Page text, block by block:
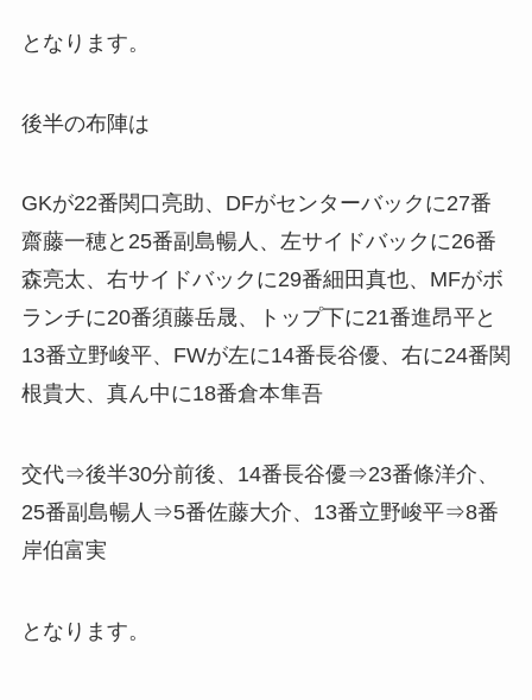
となります。
後半の布陣は
GKが22番関口亮助、DFがセンターバックに27番
齋藤一穂と25番副島暢人、左サイドバックに26番
森亮太、右サイドバックに29番細田真也、MFがボ
ランチに20番須藤岳晟、トップ下に21番進昂平と
13番立野峻平、FWが左に14番長谷優、右に24番関
根貴大、真ん中に18番倉本隼吾
交代⇒後半30分前後、14番長谷優⇒23番條洋介、
25番副島暢人⇒5番佐藤大介、13番立野峻平⇒8番
岸伯富実
となります。